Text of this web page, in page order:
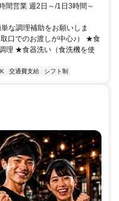
間営業 週2日～/1日3時間～
な調理補助をお願いしま
口でのお渡しが中心♪） ★食
理 ★食器洗い（食洗機を使
交通費支給 シフト制